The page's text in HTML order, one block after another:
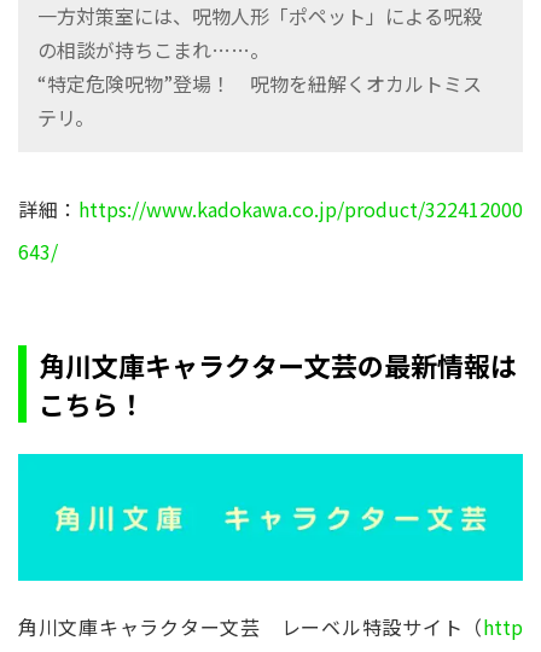
一方対策室には、呪物人形「ポペット」による呪殺
の相談が持ちこまれ……。
“特定危険呪物”登場！ 呪物を紐解くオカルトミス
テリ。
詳細： https://www.kadokawa.co.jp/product/322412000
643/
角川文庫キャラクター文芸の最新情報は
こちら！
角川文庫キャラクター文芸 レーベル特設サイト（http